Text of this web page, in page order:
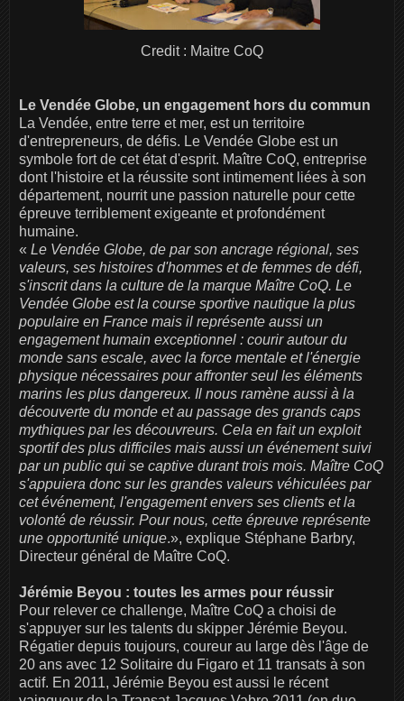
Credit : Maitre CoQ
Le Vendée Globe, un engagement hors du commun
La Vendée, entre terre et mer, est un territoire
d'entrepreneurs, de défis. Le Vendée Globe est un
symbole fort de cet état d'esprit. Maître CoQ, entreprise
dont l'histoire et la réussite sont intimement liées à son
département, nourrit une passion naturelle pour cette
épreuve terriblement exigeante et profondément
humaine.
« Le Vendée Globe, de par son ancrage régional, ses
valeurs, ses histoires d'hommes et de femmes de défi,
s'inscrit dans la culture de la marque Maître CoQ. Le
Vendée Globe est la course sportive nautique la plus
populaire en France mais il représente aussi un
engagement humain exceptionnel : courir autour du
monde sans escale, avec la force mentale et l'énergie
physique nécessaires pour affronter seul les éléments
marins les plus dangereux. Il nous ramène aussi à la
découverte du monde et au passage des grands caps
mythiques par les découvreurs. Cela en fait un exploit
sportif des plus difficiles mais aussi un événement suivi
par un public qui se captive durant trois mois. Maître CoQ
s'appuiera donc sur les grandes valeurs véhiculées par
cet événement, l'engagement envers ses clients et la
volonté de réussir. Pour nous, cette épreuve représente
une opportunité unique.», explique Stéphane Barbry,
Directeur général de Maître CoQ.
Jérémie Beyou : toutes les armes pour réussir
Pour relever ce challenge, Maître CoQ a choisi de
s'appuyer sur les talents du skipper Jérémie Beyou.
Régatier depuis toujours, coureur au large dès l'âge de
20 ans avec 12 Solitaire du Figaro et 11 transats à son
actif. En 2011, Jérémie Beyou est aussi le récent